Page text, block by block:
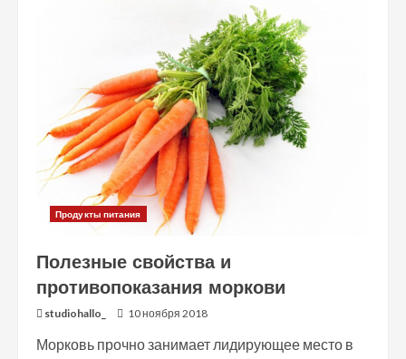
Продукты питания
Полезные свойства и
противопоказания моркови
studiohallo_ 10 ноября 2018
Морковь прочно занимает лидирующее место в